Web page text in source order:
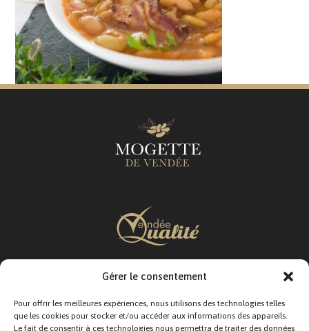
Gérer le consentement
Pour offrir les meilleures expériences, nous utilisons des technologies telles
que les cookies pour stocker et/ou accéder aux informations des appareils.
Le fait de consentir à ces technologies nous permettra de traiter des données